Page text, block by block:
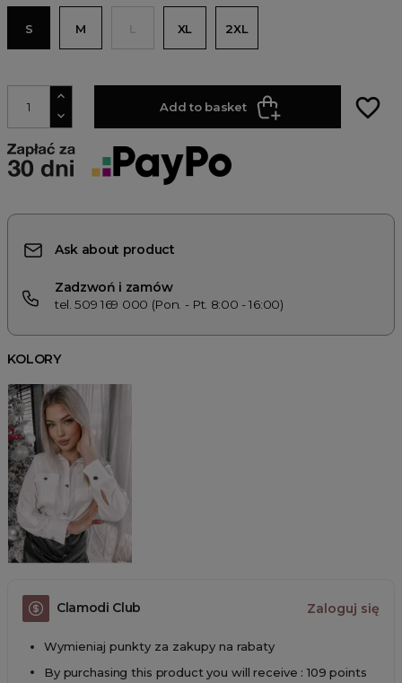
S M L XL 2XL
Add to basket favorite_border
Ask about product
Zadzwoń i zamów
tel. 509 169 000 (Pon. - Pt. 8:00 - 16:00)
KOLORY
Clamodi Club Zaloguj się
Wymieniaj punkty za zakupy na rabaty
By purchasing this product you will receive : 109 points